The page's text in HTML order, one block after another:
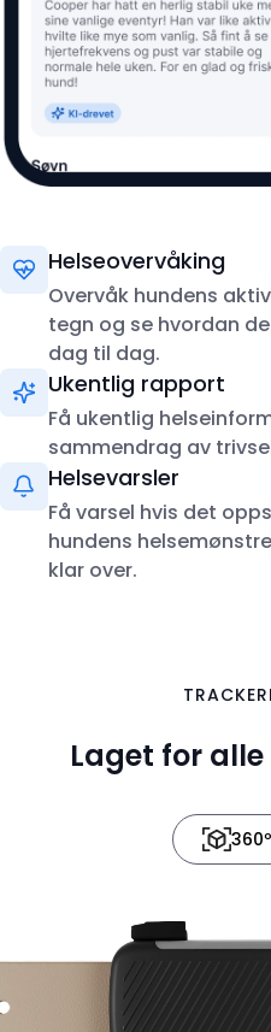
Helseovervåking
Overvåk hundens
tegn og se hvordan
dag til dag.
Ukentlig rapport
Få ukentlig
sammendrag av
Helsevarsler
Få varsel hvis det
hundens
klar over.
Laget for